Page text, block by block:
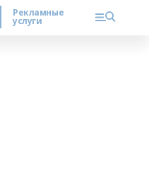
Рекламные
услуги